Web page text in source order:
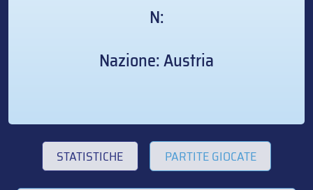
N:
Nazione: Austria
STATISTICHE PARTITE GIOCATE